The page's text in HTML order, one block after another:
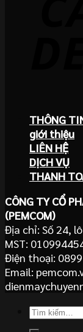
THÔNG
giới thiệu
LIÊN HỆ
DỊCH VỤ
THANH
CÔNG TY CỔ
(PEMCOM)
Địa chỉ: Số 24,
MST:
Điện thoại:
Email:
Tìm